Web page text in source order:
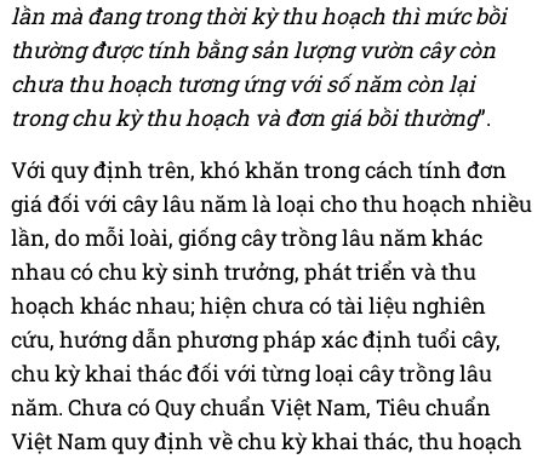
lần mà đang trong thời kỳ thu hoạch thì mức bồi
thường được tính bằng sản lượng vườn cây còn
chưa thu hoạch tương ứng với số năm còn lại
trong chu kỳ thu hoạch và đơn giá bồi thường”.
Với quy định trên, khó khăn trong cách tính đơn
giá đối với cây lâu năm là loại cho thu hoạch nhiều
lần, do mỗi loài, giống cây trồng lâu năm khác
nhau có chu kỳ sinh trưởng, phát triển và thu
hoạch khác nhau; hiện chưa có tài liệu nghiên
cứu, hướng dẫn phương pháp xác định tuổi cây,
chu kỳ khai thác đối với từng loại cây trồng lâu
năm. Chưa có Quy chuẩn Việt Nam, Tiêu chuẩn
Việt Nam quy định về chu kỳ khai thác, thu hoạch